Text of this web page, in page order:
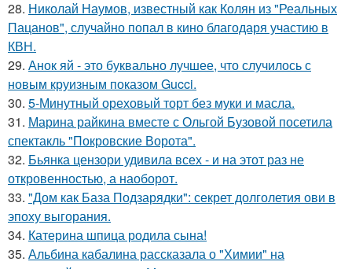
28. Николай Наумов, известный как Колян из "Реальных
Пацанов", случайно попал в кино благодаря участию в
КВН.
29. Анок яй - это буквально лучшее, что случилось с
новым круизным показом Gucci.
30. 5-Минутный ореховый торт без муки и масла.
31. Марина райкина вместе с Ольгой Бузовой посетила
спектакль "Покровские Ворота".
32. Бьянка цензори удивила всех - и на этот раз не
откровенностью, а наоборот.
33. "Дом как База Подзарядки": секрет долголетия ови в
эпоху выгорания.
34. Катерина шпица родила сына!
35. Альбина кабалина рассказала о "Химии" на